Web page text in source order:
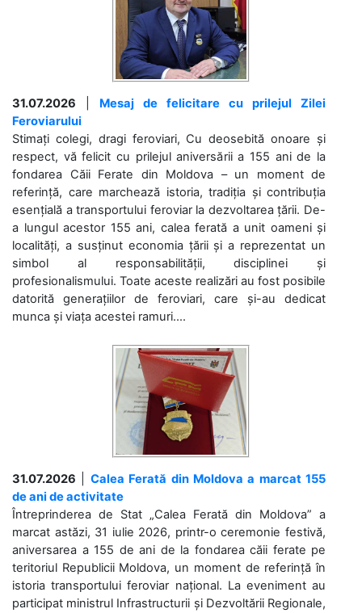
31.07.2026
Mesaj de felicitare cu prilejul Zilei
Feroviarului
Stimați colegi, dragi feroviari, Cu deosebită onoare și
respect, vă felicit cu prilejul aniversării a 155 ani de la
fondarea Căii Ferate din Moldova – un moment de
referință, care marchează istoria, tradiția și contribuția
esențială a transportului feroviar la dezvoltarea țării. De-
a lungul acestor 155 ani, calea ferată a unit oameni și
localități, a susținut economia țării și a reprezentat un
simbol al responsabilității, disciplinei și
profesionalismului. Toate aceste realizări au fost posibile
datorită generațiilor de feroviari, care și-au dedicat
munca și viața acestei ramuri....
31.07.2026
Calea Ferată din Moldova a marcat 155
de ani de activitate
Întreprinderea de Stat „Calea Ferată din Moldova” a
marcat astăzi, 31 iulie 2026, printr-o ceremonie festivă,
aniversarea a 155 de ani de la fondarea căii ferate pe
teritoriul Republicii Moldova, un moment de referință în
istoria transportului feroviar național. La eveniment au
participat ministrul Infrastructurii și Dezvoltării Regionale,